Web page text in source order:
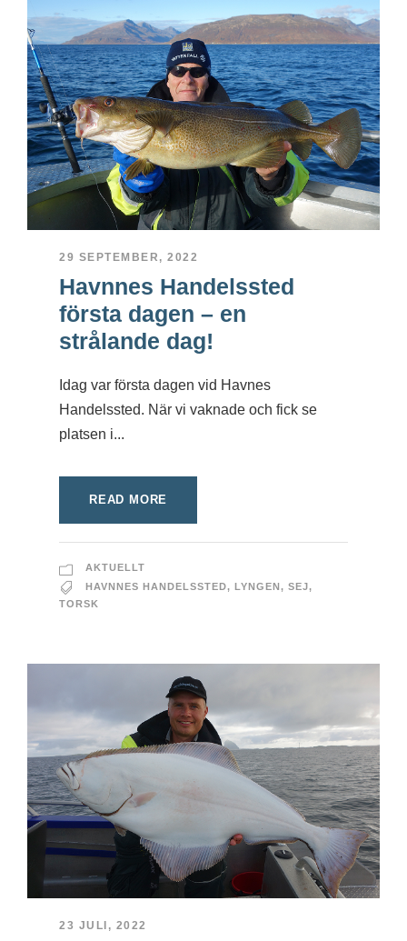
29 SEPTEMBER, 2022
Havnnes Handelssted
första dagen – en
strålande dag!
Idag var första dagen vid Havnes
Handelssted. När vi vaknade och fick se
platsen i...
READ MORE
AKTUELLT
HAVNNES HANDELSSTED, LYNGEN , SEJ,
TORSK
23 JULI, 2022